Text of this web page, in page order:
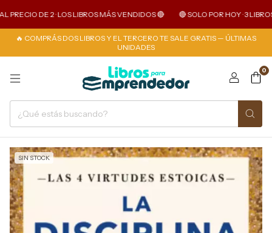
DE 2 · LOS LIBROS MÁS VENDIDOS 🔴 🔴 SOLO POR HOY · 3
🔥 COMPRÁS DOS LIBROS Y EL TERCERO TE SALE GRATIS — ÚLTIMAS
UNIDADES
0
SIN STOCK